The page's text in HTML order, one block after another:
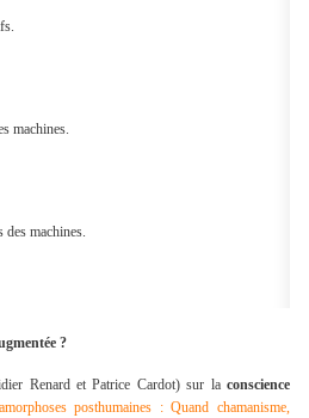
machines.
des machines.
?
Renard et Patrice Cardot) sur la conscience
posthumaines : Quand chamanisme,